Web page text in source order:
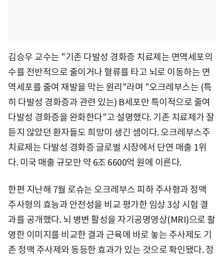
김승우 교수는 "기존 다발성 경화증 치료제는 면역세포의
수를 전반적으로 줄이거나 혈류를 타고 뇌로 이동하는 면
역세포를 줄여 재발을 막는 원리"라며 "오크레부스는 (특
히 다발성 경화증과 관련 있는) B세포만 특이적으로 줄여
다발성 경화증을 완화한다"고 설명했다. 기존 치료제가 잘
듣지 않았던 환자들도 희망이 생긴 셈이다. 오크레부스주
치료제는 다발성 경화증 글로벌 시장에서 단연 매출 1위
다. 미국 매출 규모만 약 6조 6600억 원에 이른다.
한편 지난해 7월 로슈는 오크레부스 피하 주사형과 정맥
주사형의 효능과 안전성을 비교 평가한 임상 3상 시험 결
과를 공개했다. 뇌 병변 활성을 자기공명영상(MRI)으로 촬
영한 이미지를 비교한 결과 근육에 바로 놓는 주사제도 기
존 정맥 주사제와 동등한 효과가 있는 것으로 확인됐다. 정